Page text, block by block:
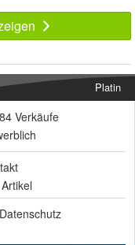
Platin
Verkäufe
Datenschutz